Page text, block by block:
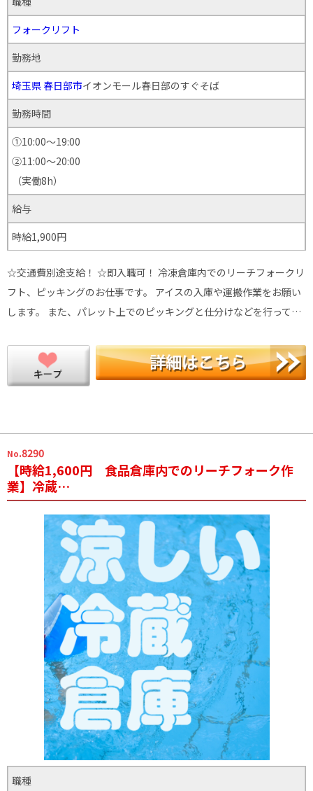
フォークリフト
勤務地
埼玉県 春日部市イオンモール春日部のすぐそば
勤務時間
①10:00～19:00
②11:00～20:00
（実働8h）
給与
時給1,900円
☆交通費別途支給！ ☆即入職可！ 冷凍倉庫内でのリーチフォークリ
フト、ピッキングのお仕事です。 アイスの入庫や運搬作業をお願い
します。 また、パレット上でのピッキングと仕分けなどを行って…
No.8290
【時給1,600円 食品倉庫内でのリーチフォーク作
業】冷蔵…
職種